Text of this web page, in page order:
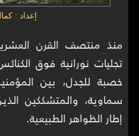
إعداد :
منذ منتصف القرن
تجليات نورانية فوق
خصبة للجدل، بين
سماوية، والمتشككين
إطار الظواهر الطبيعية.